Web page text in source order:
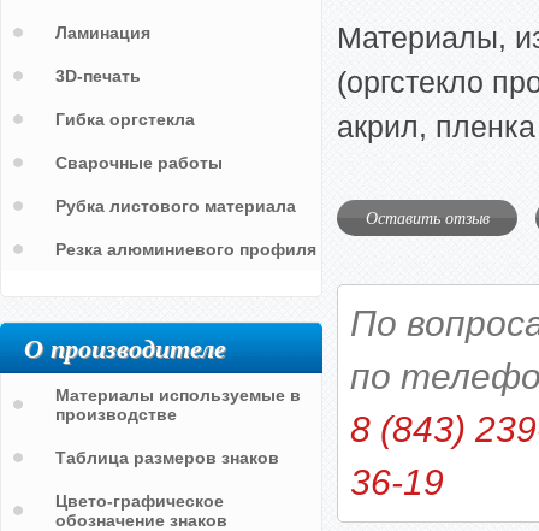
Материалы,
(оргстекло
акрил,
Оставить отзыв
По
по
8 (843)
36-19
Ламинация
3D-печать
Гибка оргстекла
Сварочные работы
Рубка листового материала
Резка алюминиевого профиля
О производителе
Материалы используемые в
производстве
Таблица размеров знаков
Цвето-графическое
обозначение знаков